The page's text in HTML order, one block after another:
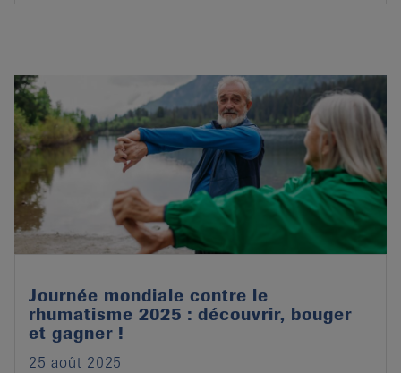
Journée mondiale contre le
rhumatisme 2025 : découvrir, bouger
et gagner !
25 août 2025